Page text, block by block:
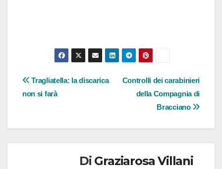
Navigazione
Controlli dei carabinieri
della Compagnia di
Bracciano
Tragliatella: la discarica
non si farà
Di Graziarosa Villani